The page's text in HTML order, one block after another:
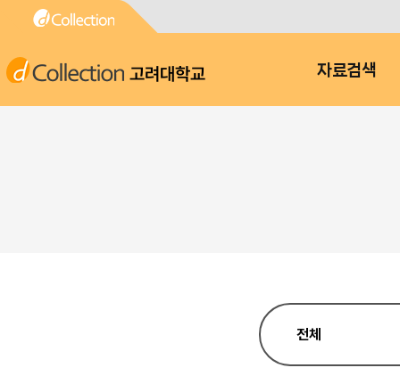
고려대학교 자료검색